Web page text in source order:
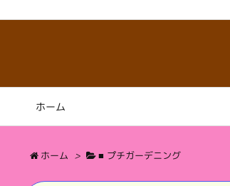
ホーム
ホーム > ■ プチガーデニング